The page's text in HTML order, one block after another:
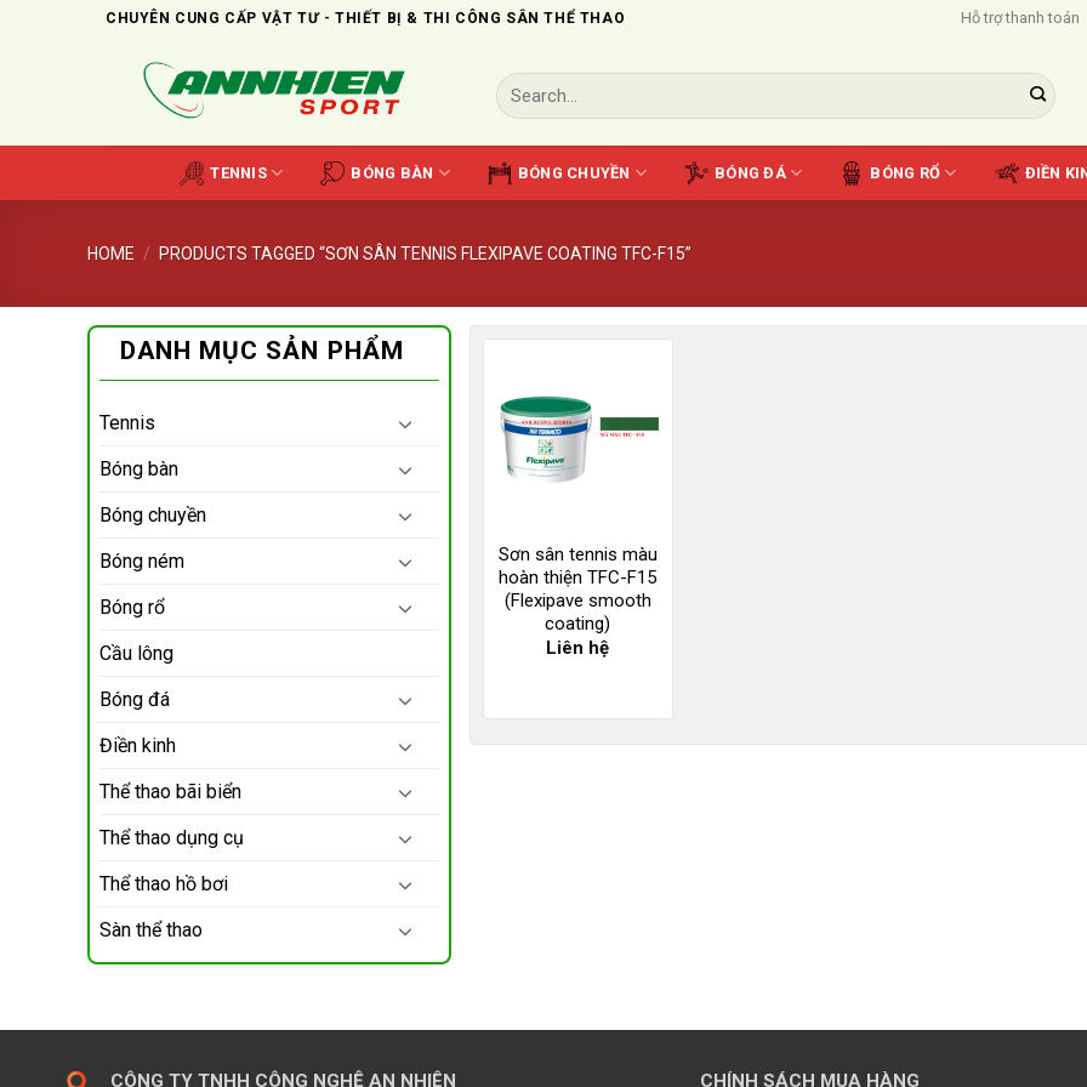
CHUYÊN CUNG CẤP VẬT TƯ - THIẾT BỊ & THI CÔNG SÂN THỂ THAO Hỗ trợ thanh toán
Search
for:
TENNIS BÓNG BÀN BÓNG CHUYỀN BÓNG ĐÁ BÓNG RỔ ĐIỀN
HOME / PRODUCTS TAGGED “SƠN SÂN TENNIS FLEXIPAVE COATING TFC-F15”
DANH MỤC SẢN PHẨM
Tennis
Bóng bàn
Bóng chuyền
Bóng ném
Bóng rổ
Cầu lông
Bóng đá
Điền kinh
Thể thao bãi biển
Thể thao dụng cụ
Thể thao hồ bơi
Sàn thể thao
Sơn sân tennis màu
hoàn thiện TFC-F15
(Flexipave smooth
coating)
Liên hệ
CÔNG TY TNHH CÔNG NGHỆ AN NHIÊN CHÍNH SÁCH MUA HÀNG